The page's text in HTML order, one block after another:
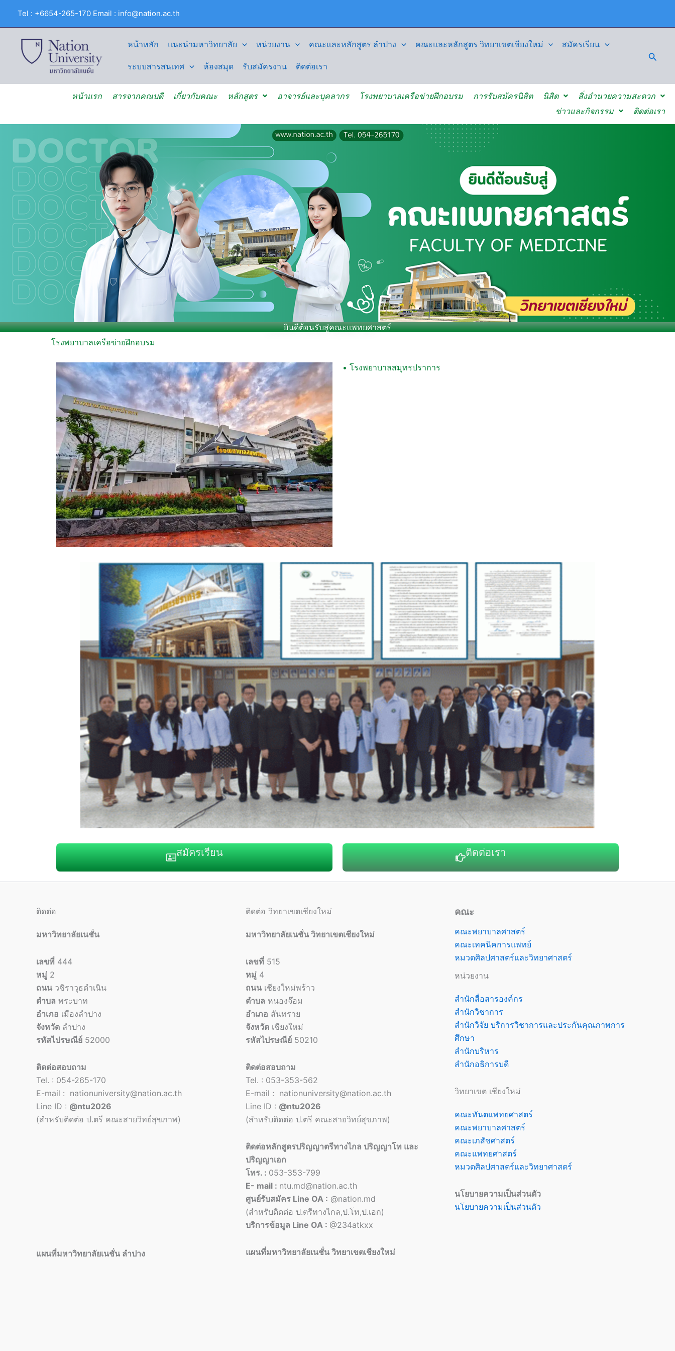
Tel : +6654-265-170 Email : info@nation.ac.th
หน้าหลัก แนะนำมหาวิทยาลัย หน่วยงาน คณะและหลักสูตร ลำปาง คณะและหลักสูตร วิทยาเขตเชียงใหม่ สมัครเรียน
ระบบสารสนเทศ ห้องสมุด รับสมัครงาน ติดต่อเรา
หน้าแรก สารจากคณบดี เกี่ยวกับคณะ หลักสูตร อาจารย์และบุคลากร โรงพยาบาลเครือข่ายฝึกอบรม การรับสมัครนิสิต นิสิต
สิ่งอำนวยความสะดวก
ข่าวและกิจกรรม
ติดต่อเรา
ยินดีต้อนรับสู่คณะแพทยศาสตร์
โรงพยาบาลเครือข่ายฝึกอบรม
• โรงพยาบาลสมุทรปราการ
สมัครเรียน ติดต่อเรา
ติดต่อ
มหาวิทยาลัยเนชั่น
เลขที่ 444
หมู่ 2
ถนน วชิราวุธดำเนิน
ตำบล พระบาท
อำเภอ เมืองลำปาง
จังหวัด ลำปาง
รหัสไปรษณีย์ 52000
ติดต่อสอบถาม
Tel. : 054-265-170
E-mail : nationuniversity@nation.ac.th
Line ID : @ntu2026
(สำหรับติดต่อ ป.ตรี คณะสายวิทย์สุขภาพ)
แผนที่มหาวิทยาลัยเนชั่น ลำปาง
ติดต่อ วิทยาเขตเชียงใหม่
มหาวิทยาลัยเนชั่น วิทยาเขตเชียงใหม่
เลขที่ 515
หมู่4
ถนนเชียงใหม่พร้าว
ตำบล หนองจ๊อม
อำเภอ สันทราย
จังหวัดเชียงใหม่
รหัสไปรษณีย์50210
ติดต่อสอบถาม
Tel. : 053-353-562
E-mail : nationuniversity@nation.ac.th
Line ID : @ntu2026
(สำหรับติดต่อ ป.ตรี คณะสายวิทย์สุขภาพ)
ติดต่อหลักสูตรปริญญาตรีทางไกล ปริญญาโท และ
ปริญญาเอก
โทร. : 053-353-799
E- mail : ntu.md@nation.ac.th
ศูนย์รับสมัคร Line OA : @nation.md
(สำหรับติดต่อ ป.ตรีทางไกล,ป.โท,ป.เอก)
บริการข้อมูล Line OA : @234atkxx
แผนที่มหาวิทยาลัยเนชั่น วิทยาเขตเชียงใหม่
คณะ
คณะพยาบาลศาสตร์
คณะเทคนิคการแพทย์
หมวดศิลปศาสตร์และวิทยาศาสตร์
หน่วยงาน
สำนักสื่อสารองค์กร
สำนักวิชาการ
สำนักวิจัย บริการวิชาการและประกันคุณภาพการ
ศึกษา
สำนักบริหาร
สำนักอธิการบดี
วิทยาเขต เชียงใหม่
คณะทันตแพทยศาสตร์
คณะพยาบาลศาสตร์
คณะเภสัชศาสตร์
คณะแพทยศาสตร์
หมวดศิลปศาสตร์และวิทยาศาสตร์
นโยบายความเป็นส่วนตัว
นโยบายความเป็นส่วนตัว